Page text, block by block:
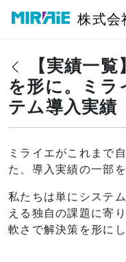
株式会
【実績一
を形に。ミ
テム導入実績
ミライエがこれまで
た、導入実績の一部
私たちは単にシステ
える独自の課題に寄
軟さで解決策を形にし